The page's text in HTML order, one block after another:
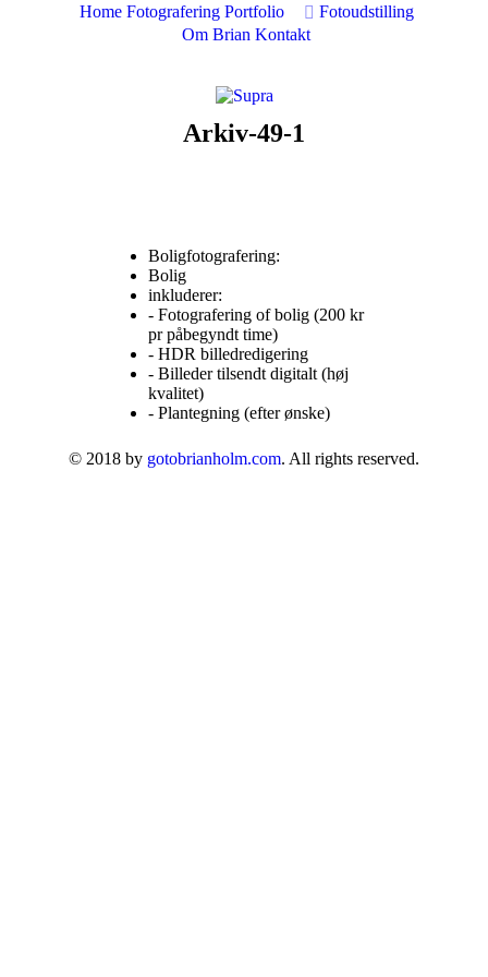
Home Fotografering Portfolio
Fotoudstilling
Om Brian Kontakt
Arkiv-49-1
Boligfotografering:
Bolig
inkluderer:
- Fotografering of bolig (200 kr
pr påbegyndt time)
- HDR billedredigering
- Billeder tilsendt digitalt (høj
kvalitet)
- Plantegning (efter ønske)
© 2018 by gotobrianholm.com. All rights reserved.